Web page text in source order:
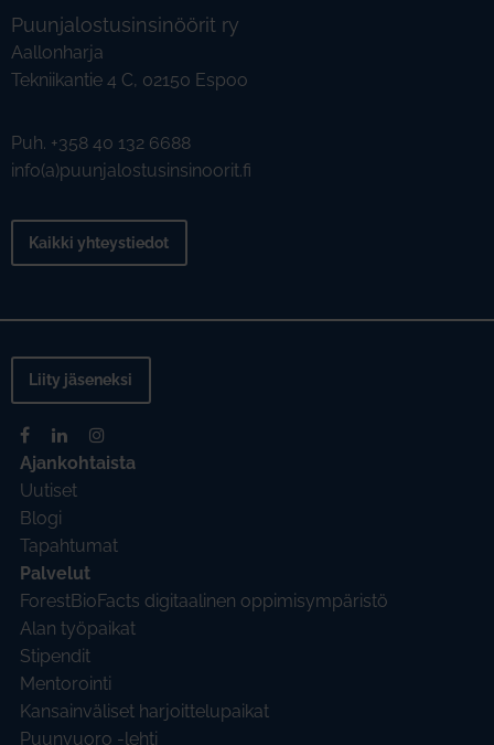
Puunjalostusinsinöörit ry
Aallonharja
Tekniikantie 4 C, 02150 Espoo
Puh. +358 40 132 6688
info(a)puunjalostusinsinoorit.fi
Kaikki yhteystiedot
Liity jäseneksi
Ajankohtaista
Uutiset
Blogi
Tapahtumat
Palvelut
ForestBioFacts digitaalinen oppimisympäristö
Alan työpaikat
Stipendit
Mentorointi
Kansainväliset harjoittelupaikat
Puunvuoro -lehti